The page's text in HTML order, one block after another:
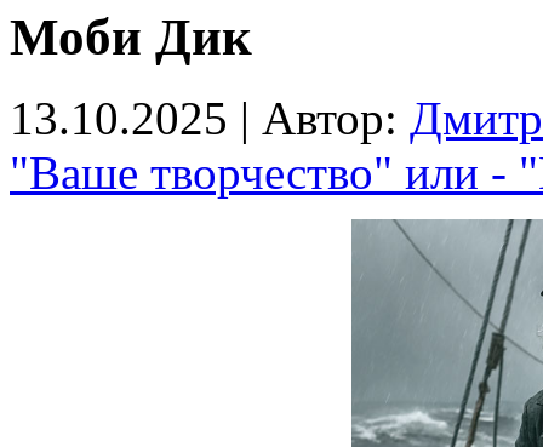
Моби Дик
13.10.2025 | Автор:
"Ваше творчество" или -